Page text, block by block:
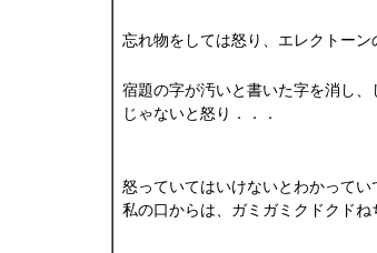
忘れ物をしては怒り、エレクトーン
宿題の字が汚いと書いた字を消し
じゃないと怒り．．．
怒っていてはいけないとわかってい
私の口からは、ガミガミクドクド